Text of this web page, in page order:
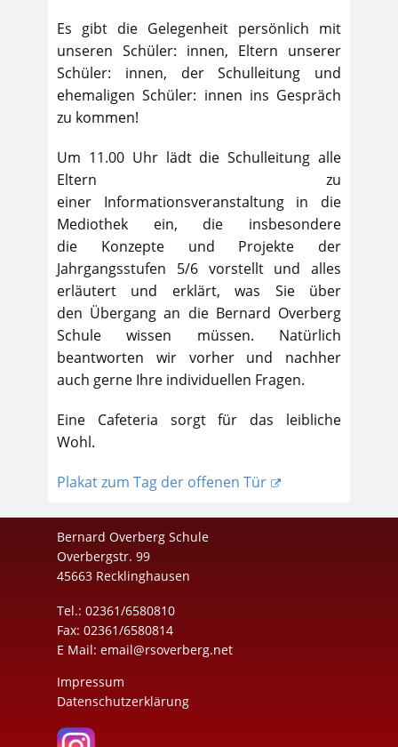
Es gibt die Gelegenheit persönlich mit
unseren Schüler: innen, Eltern unserer
Schüler: innen, der Schulleitung und
ehemaligen Schüler: innen ins Gespräch
zu kommen!
Um 11.00 Uhr lädt die Schulleitung alle
Eltern zu
einer Informationsveranstaltung in die
Mediothek ein, die insbesondere
die Konzepte und Projekte der
Jahrgangsstufen 5/6 vorstellt und alles
erläutert und erklärt, was Sie über
den Übergang an die Bernard Overberg
Schule wissen müssen. Natürlich
beantworten wir vorher und nachher
auch gerne Ihre individuellen Fragen.
Eine Cafeteria sorgt für das leibliche
Wohl.
Plakat zum Tag der offenen Tür
Bernard Overberg Schule
Overbergstr. 99
45663 Recklinghausen
Tel.: 02361/6580810
Fax: 02361/6580814
E Mail: email@rsoverberg.net
Impressum
Datenschutzerklärung